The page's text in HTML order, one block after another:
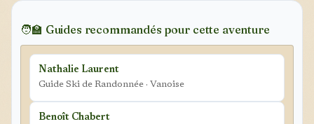
🧑‍🏫 Guides recommandés pour cette aventure
Nathalie Laurent
Guide Ski de Randonnée · Vanoise
Benoît Chabert